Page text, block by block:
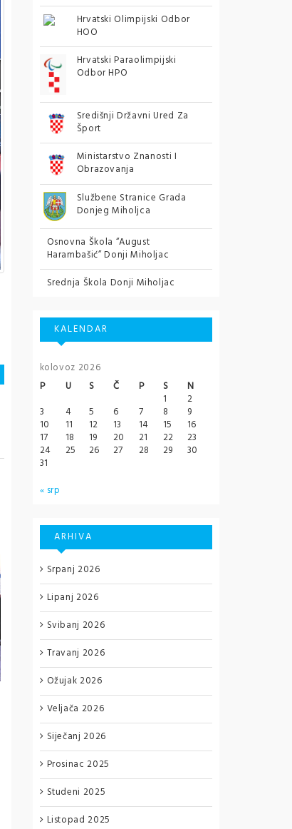
Hrvatski Olimpijski Odbor
HOO
Hrvatski Paraolimpijski
Odbor HPO
Središnji Državni Ured Za
Šport
Ministarstvo Znanosti I
Obrazovanja
Službene Stranice Grada
Donjeg Miholjca
Osnovna Škola “August
Harambašić” Donji Miholjac
Srednja Škola Donji Miholjac
KALENDAR
kolovoz 2026
P
U S Č P S
N
1
2
3
4 5 6 7 8
9
10
11 12 13 14 15
16
17
18 19 20 21 22
23
24
25 26 27 28 29
30
31
« srp
ARHIVA
Srpanj 2026
Lipanj 2026
Svibanj 2026
Travanj 2026
Ožujak 2026
Veljača 2026
Siječanj 2026
Prosinac 2025
Studeni 2025
Listopad 2025